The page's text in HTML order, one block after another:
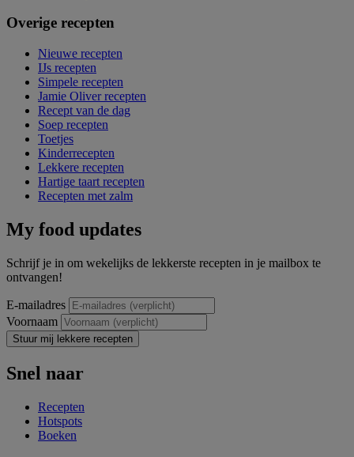
Overige recepten
Nieuwe recepten
IJs recepten
Simpele recepten
Jamie Oliver recepten
Recept van de dag
Soep recepten
Toetjes
Kinderrecepten
Lekkere recepten
Hartige taart recepten
Recepten met zalm
My food updates
Schrijf je in om wekelijks de lekkerste recepten in je mailbox te
ontvangen!
E-mailadres
Voornaam
Stuur mij lekkere recepten
Snel naar
Recepten
Hotspots
Boeken